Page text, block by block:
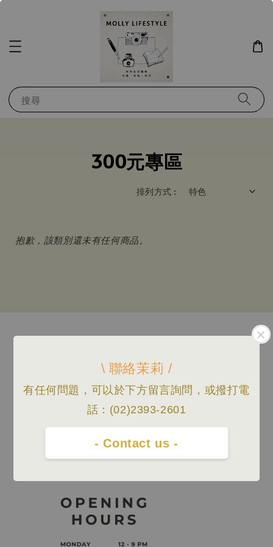
\ 聯絡茉莉 /
有任何問題，可以於下方留言詢問，或撥打電
話：(02)2393-2601
- Contact us -
搜尋
300元專區
排列方式 :
抱歉，該類別還未有任何商品。